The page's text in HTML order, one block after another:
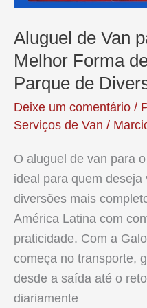
Aluguel de Van
Melhor Forma
Parque de
Deixe um comentário /
Serviços de Van /
O aluguel de van para
ideal para quem
diversões mais
América Latina com
praticidade. Com a
começa no transporte,
desde a saída até o
diariamente